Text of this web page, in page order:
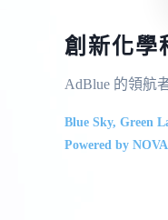
創新化學
AdBlue 的領航
Blue Sky, Green
Powered by